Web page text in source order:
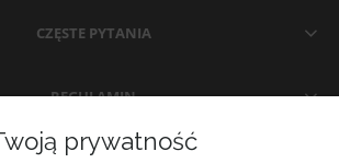
CZĘSTE PYTANIA
REGULAMIN
prywatność